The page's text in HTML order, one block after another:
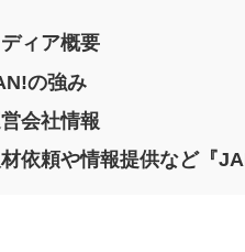
ィア概要
の強み
会社情報
依頼や情報提供など『